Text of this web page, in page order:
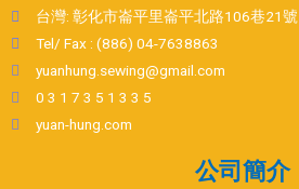
台灣: 彰化市崙平里崙平北路106巷21號
Tel/ Fax : (886) 04-7638863
yuanhung.sewing@gmail.com
0 3 1 7 3 5 1 3 3 5
yuan-hung.com
公司簡介